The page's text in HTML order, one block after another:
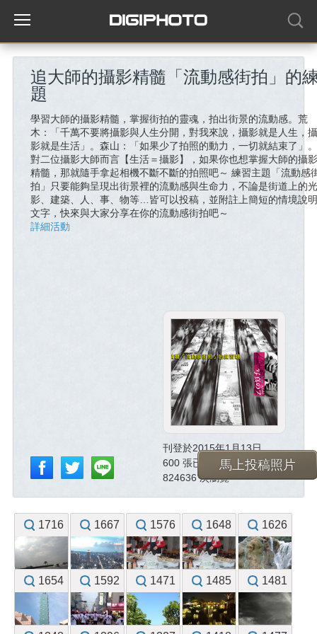
追大師的攝影精髓「流動感街拍」的
題
學習大師的攝影精髓，掌握街拍的靈魂，拍出街景的流動感。荒
木：「千萬不要將攝影與人生分開，對我來說，攝影就是人生，
影就是生活」。森山：「如果少了拍照的動力，一切就結束了」
對二位攝影大師而言【生活＝攝影】，如果你也想掌握大師的攝
精髓，那就隨手拿起相機不斷不斷的拍照吧～ 練習主題「流動感
拍」只要能夠呈現出街景裡的流動感與生命力，不論是街道上的
影、建築、人、事、物等…皆可以投稿，並附註上簡短的情境說
文字，快來與大家分享在你的流動感街拍吧～
詳細活動
馬上投稿照片
刊登於2015年1月13日
600 張已投稿照片
824636 次瀏覽
1716 1667 1576 1648 1626
1654 1592 1471 1485 1481